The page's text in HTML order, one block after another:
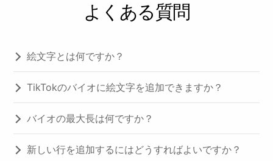
よくある質問
絵文字とは何ですか？
TikTokのバイオに絵文字を追加できますか？
バイオの最大長は何ですか？
新しい行を追加するにはどうすればよいですか？